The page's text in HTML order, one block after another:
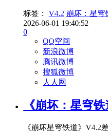
标签： V4.2 崩坏：星穹
2026-06-01 19:40:52
0
QQ空间
新浪微博
腾讯微博
搜狐微博
人人网
《崩坏：星穹
《崩坏星穹铁道》V4.2